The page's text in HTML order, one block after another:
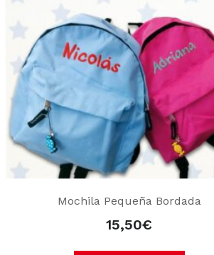
Mochila Pequeña Bordada
15,50€